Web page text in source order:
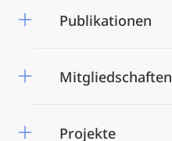
Publikationen
Mitgliedschaften
Projekte